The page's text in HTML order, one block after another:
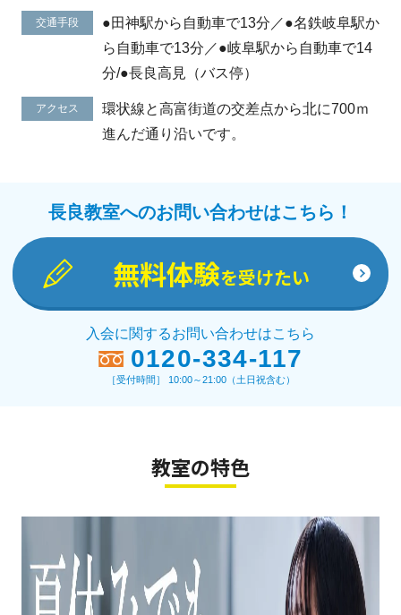
交通手段
●田神駅から自動車で13分／●名鉄岐阜駅か
ら自動車で13分／●岐阜駅から自動車で14
分/●長良高見（バス停）
アクセス
環状線と高富街道の交差点から北に700ｍ
進んだ通り沿いです。
長良教室へのお問い合わせはこちら！
無料体験を受けたい
入会に関するお問い合わせはこちら
0120-334-117
［受付時間］ 10:00～21:00（土日祝含む）
教室の特色